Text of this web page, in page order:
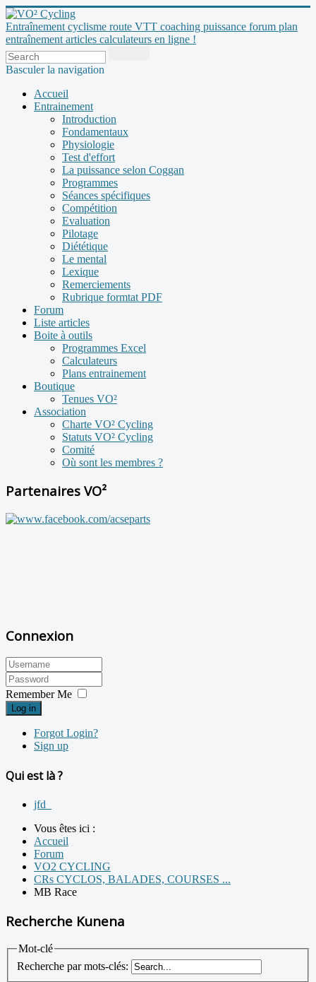
Entraînement cyclisme route VTT coaching puissance forum plan
entraînement articles calculateurs en ligne !
Basculer la navigation
Accueil
Entrainement
Introduction
Fondamentaux
Physiologie
Test d'effort
La puissance selon Coggan
Programmes
Séances spécifiques
Compétition
Evaluation
Pilotage
Diététique
Le mental
Lexique
Remerciements
Rubrique formtat PDF
Forum
Liste articles
Boite à outils
Programmes Excel
Calculateurs
Plans entrainement
Boutique
Tenues VO²
Association
Charte VO² Cycling
Statuts VO² Cycling
Comité
Où sont les membres ?
Partenaires VO²
Connexion
Remember Me
Log in
Forgot Login?
Sign up
Qui est là ?
jfd_
Vous êtes ici :
Accueil
Forum
VO2 CYCLING
CRs CYCLOS, BALADES, COURSES ...
MB Race
Recherche Kunena
Mot-clé
Recherche par mots-clés: